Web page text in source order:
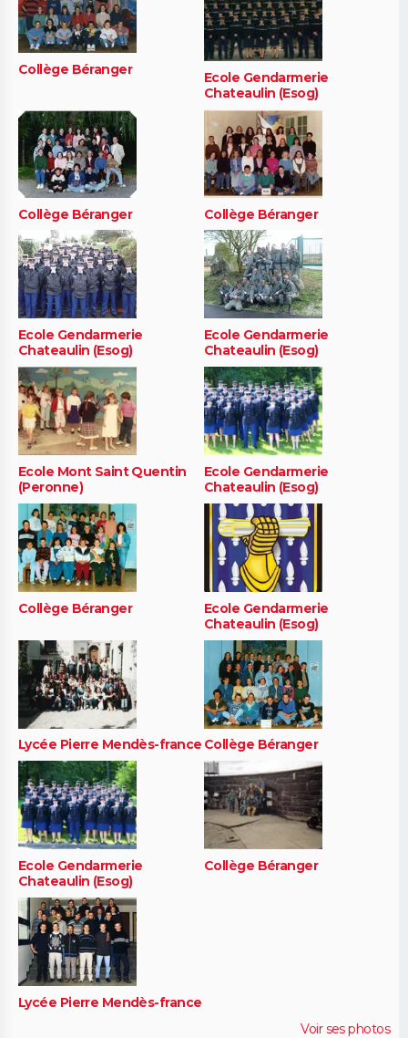
Collège Béranger
Ecole Gendarmerie
Chateaulin (Esog)
Collège Béranger Collège Béranger
Ecole Gendarmerie
Chateaulin (Esog)
Ecole Gendarmerie
Chateaulin (Esog)
Ecole Mont Saint Quentin
(Peronne)
Ecole Gendarmerie
Chateaulin (Esog)
Collège Béranger
Ecole Gendarmerie
Chateaulin (Esog)
Lycée Pierre Mendès-france Collège Béranger
Ecole Gendarmerie
Chateaulin (Esog)
Collège Béranger
Lycée Pierre Mendès-france
Voir ses photos